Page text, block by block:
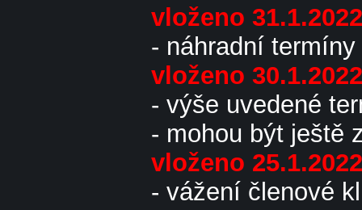
vloženo
- náhradní
vloženo
- výše uvedené
- mohou být ještě
vloženo
- vážení členové